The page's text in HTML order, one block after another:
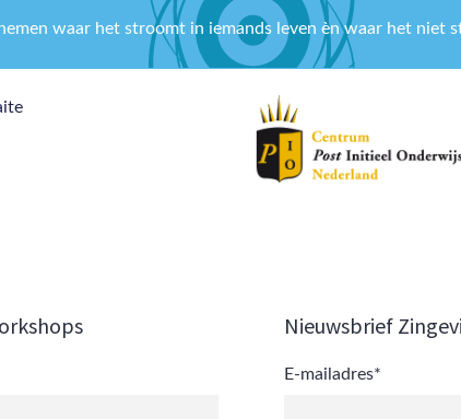
waar het stroomt in iemands leven èn waar het niet
Nieuwsbrief
E-mailadres*